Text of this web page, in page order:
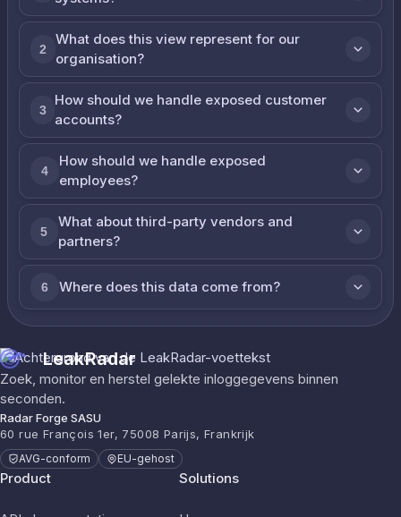
2
What does this view represent for our
organisation?
3
How should we handle exposed customer
accounts?
4
How should we handle exposed
employees?
5
What about third-party vendors and
partners?
6 Where does this data come from?
LeakRadar
Zoek, monitor en herstel gelekte inloggegevens binnen
seconden.
Radar Forge SASU
60 rue François 1er, 75008 Parijs, Frankrijk
AVG-conform EU-gehost
Product Solutions